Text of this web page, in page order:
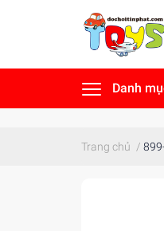
Danh
Trang chủ /